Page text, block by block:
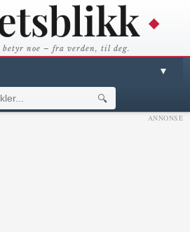
betyr noe – fra verden, til deg.
▼
🔍
ANNONSE